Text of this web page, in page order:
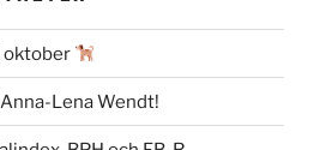
oktober
Lena Wendt!